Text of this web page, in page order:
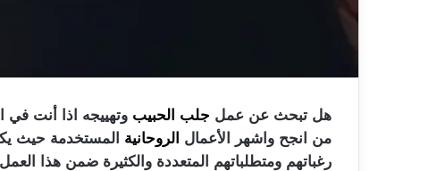
هل تبحث عن عمل جلب الحبيب وتهييجه اذا أنت
من انجح واشهر الأعمال الروحانية المستخدمة حيث
رغباتهم ومتطلباتهم المتعددة والكثيرة ضمن هذا